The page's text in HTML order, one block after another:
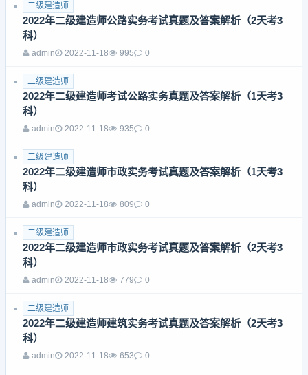
二级建造师
2022年二级建造师公路实务考试真题及答案解析（2天考3
科）
admin 2022-11-18 995 0
二级建造师
2022年二级建造师考试公路实务真题及答案解析（1天考3
科）
admin 2022-11-18 935 0
二级建造师
2022年二级建造师市政实务考试真题及答案解析（1天考3
科）
admin 2022-11-18 809 0
二级建造师
2022年二级建造师市政实务考试真题及答案解析（2天考3
科）
admin 2022-11-18 779 0
二级建造师
2022年二级建造师建筑实务考试真题及答案解析（2天考3
科）
admin 2022-11-18 653 0